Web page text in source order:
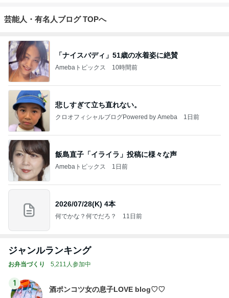
芸能人・有名人ブログ TOPへ
「ナイスバディ」51歳の水着姿に絶賛
Amebaトピックス 10時間前
悲しすぎて立ち直れない。
クロオフィシャルブログPowered by Ameba 1日前
飯島直子「イライラ」投稿に様々な声
Amebaトピックス 1日前
2026/07/28(K) 4本
何でかな？何でだろ？ 11日前
ジャンルランキング
お弁当づくり 5,211人参加中
1
酒ポンコツ女の息子LOVE blog♡♡